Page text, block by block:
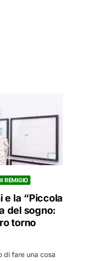
REMIGIO
e la “Piccola
del sogno:
torno
di fare una cosa